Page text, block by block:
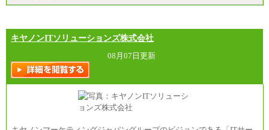
基本給
月給 182,400円以上
キヤノンITソリューションズ株式会社
08月07日更新